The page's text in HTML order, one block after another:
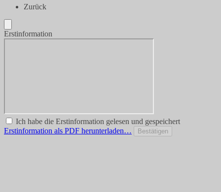
Zurück
Erstinformation
Ich habe die Erstinformation gelesen und gespeichert
Erstinformation als PDF herunterladen…
Bestätigen